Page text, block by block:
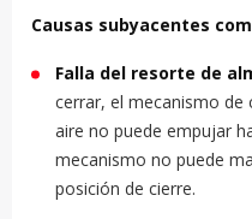
Causas subyacentes
Falla del resorte de
cerrar, el mecanismo de
aire no puede empujar
mecanismo no puede
posición de cierre.